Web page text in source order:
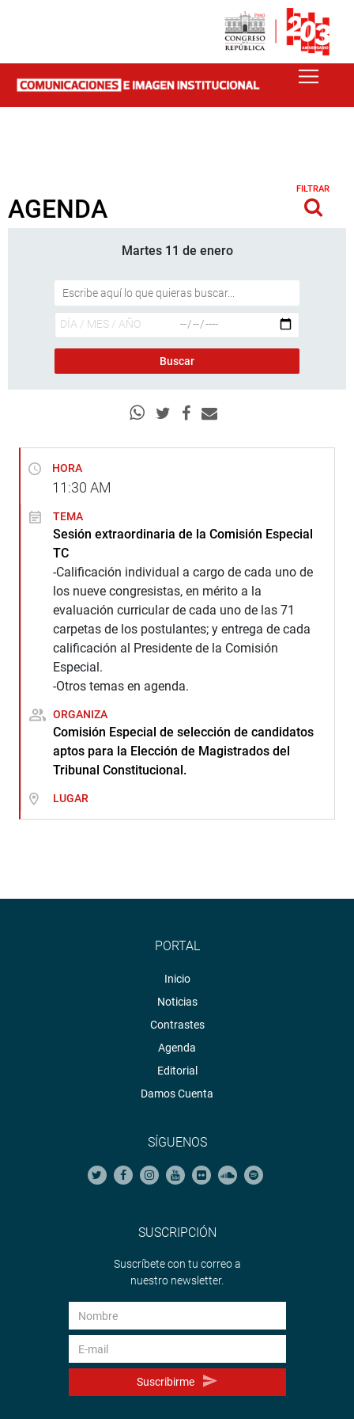
AGENDA
FILTRAR
Martes 11 de enero
HORA
11:30 AM
TEMA
Sesión extraordinaria de la Comisión Especial
TC
-Calificación individual a cargo de cada uno de
los nueve congresistas, en mérito a la
evaluación curricular de cada uno de las 71
carpetas de los postulantes; y entrega de cada
calificación al Presidente de la Comisión
Especial.
-Otros temas en agenda.
ORGANIZA
Comisión Especial de selección de candidatos
aptos para la Elección de Magistrados del
Tribunal Constitucional.
LUGAR
PORTAL
Inicio
Noticias
Contrastes
Agenda
Editorial
Damos Cuenta
SÍGUENOS
SUSCRIPCIÓN
Suscríbete con tu correo a
nuestro newsletter.
Suscribirme